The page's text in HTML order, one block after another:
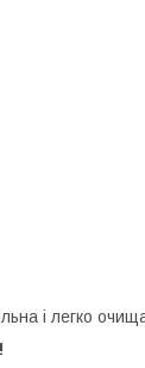
і легко